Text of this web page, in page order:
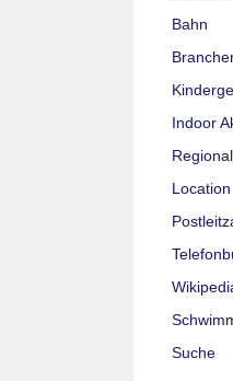
Bahn
Indoor
Location
Suche